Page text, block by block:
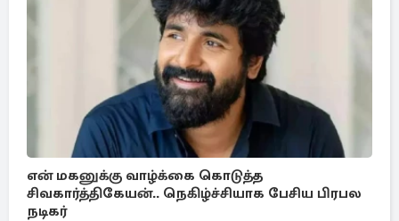
என் மகனுக்கு வாழ்க்கை கொடுத்த
சிவகார்த்திகேயன்.. நெகிழ்ச்சியாக பேசிய பிரபல
நடிகர்